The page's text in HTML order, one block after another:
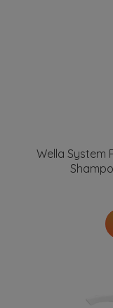
Wella System